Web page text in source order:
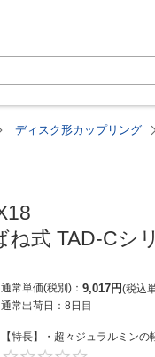
ディスク形カップリング
ね式 TAD-Cシ
通常単価(税別) 9,017円 税込
通常出荷日： 8日目
【特長】・超々ジュラルミン